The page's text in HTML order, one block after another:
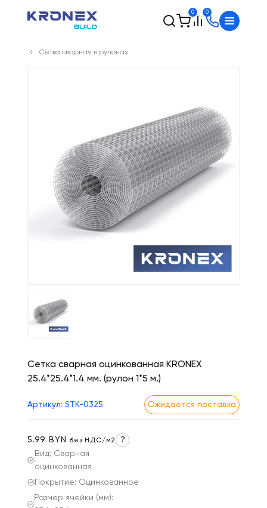
0 0
Сетка сварная в рулонах
Сетка сварная оцинкованная KRONEX
25.4*25.4*1.4 мм. (рулон 1*5 м.)
Артикул: STK-0325 Ожидается поставка
Вид: Сварная
оцинкованная
Покрытие: Оцинкованное
Размер ячейки (мм):
5.99 BYN без НДС/м2 ?